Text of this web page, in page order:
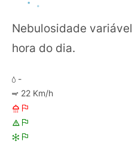
Nebulosidade
hora do dia.
-
22 Km/h